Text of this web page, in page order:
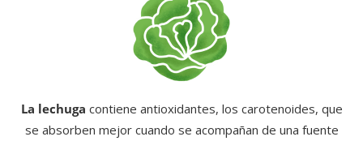
La lechuga contiene antioxidantes, los carotenoides, que
se absorben mejor cuando se acompañan de una fuente